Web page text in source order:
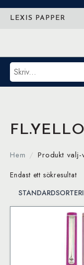
LEXIS PAPPER
Sök
Hem Produkt valj-
Endast ett sökresultat